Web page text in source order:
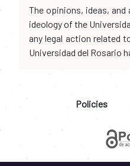
The opinions, ideas,
ideology of the
any legal action related
Universidad del Rosario
Policies